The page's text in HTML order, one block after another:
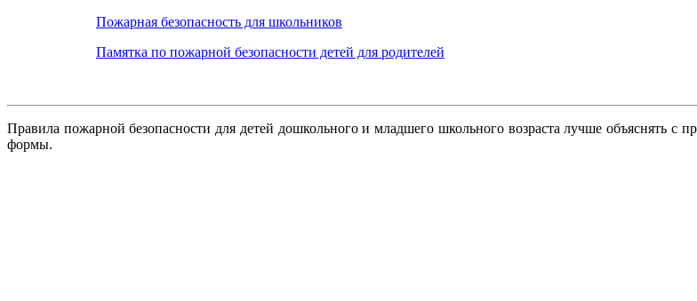
Пожарная безопасность для школьников
Памятка по пожарной безопасности детей для родителей
Правила пожарной безопасности для детей дошкольного и младшего школьного возраста лучше объяснять с
формы.